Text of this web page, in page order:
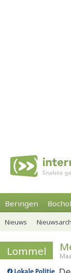
Beringen
Nieuws
Lommel